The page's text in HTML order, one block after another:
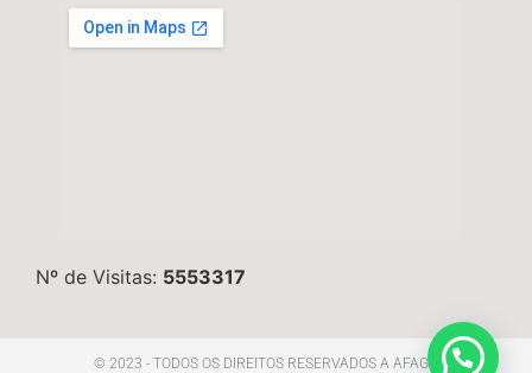
Nº de Visitas: 5553317
© 2023 - TODOS OS DIREITOS RESERVADOS A AFAGO